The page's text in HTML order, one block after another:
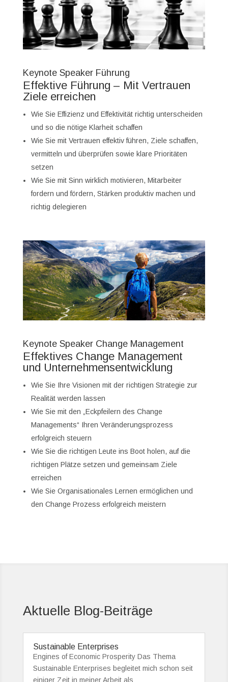
Keynote Speaker Führung
Effektive Führung – Mit Vertrauen
Ziele erreichen
Wie Sie Effizienz und Effektivität richtig unterscheiden
und so die nötige Klarheit schaffen
Wie Sie mit Vertrauen effektiv führen, Ziele schaffen,
vermitteln und überprüfen sowie klare Prioritäten
setzen
Wie Sie mit Sinn wirklich motivieren, Mitarbeiter
fordern und fördern, Stärken produktiv machen und
richtig delegieren
Keynote Speaker Change Management
Effektives Change Management
und Unternehmensentwicklung
Wie Sie Ihre Visionen mit der richtigen Strategie zur
Realität werden lassen
Wie Sie mit den „Eckpfeilern des Change
Managements“ Ihren Veränderungsprozess
erfolgreich steuern
Wie Sie die richtigen Leute ins Boot holen, auf die
richtigen Plätze setzen und gemeinsam Ziele
erreichen
Wie Sie Organisationales Lernen ermöglichen und
den Change Prozess erfolgreich meistern
Aktuelle Blog-Beiträge
Sustainable Enterprises
Engines of Economic Prosperity Das Thema
Sustainable Enterprises begleitet mich schon seit
einiger Zeit in meiner Arbeit als